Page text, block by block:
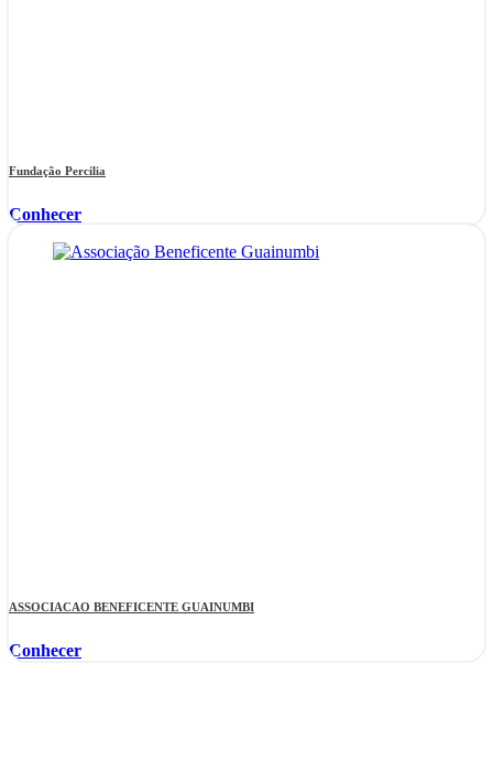
Fundação Percilia
Conhecer
ASSOCIACAO BENEFICENTE GUAINUMBI
Conhecer